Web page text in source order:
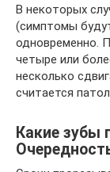
В некоторых
(симптомы
одновременно.
четыре или
несколько
считается
Какие зубы